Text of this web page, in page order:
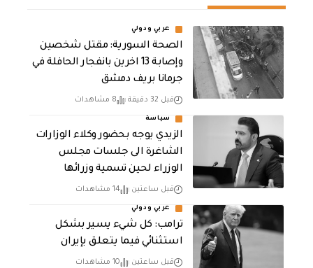
عربي ودولي
الصحة السورية: مقتل شخصين
وإصابة 13 اخرين بانفجار الحافلة في
جرمانا بريف دمشق
قبل 32 دقيقة 8 مشاهدات
سياسة
الزيدي يوجه بحضور وكلاء الوزارات
الشاغرة الى جلسات مجلس
الوزراء لحين تسمية وزرائها
قبل ساعتين 14 مشاهدات
عربي ودولي
ترامب: كل شيء يسير بشكل
استثنائي فيما يتعلق بإيران
قبل ساعتين 10 مشاهدات